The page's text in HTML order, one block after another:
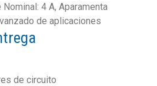
4 A, Aparamenta
de aplicaciones
de circuito